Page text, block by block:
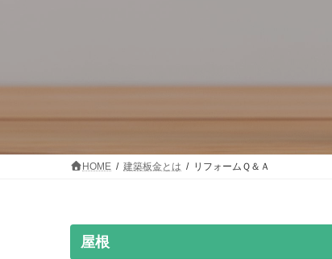
HOME 建築板金とは リフォームＱ＆Ａ
屋根